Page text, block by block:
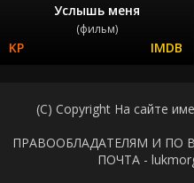
Услышь меня
(фильм)
(C) Copyright На сайте
ПРАВООБЛАДАТЕЛЯМ И ПО
ПОЧТА -